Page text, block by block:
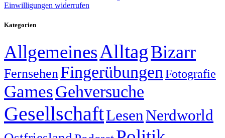
Einwilligungen widerrufen
Kategorien
AllgemeinesAlltagBizarr
FernsehenFingerübungen Fotografie
GamesGehversuche
GesellschaftLesenNerdworld